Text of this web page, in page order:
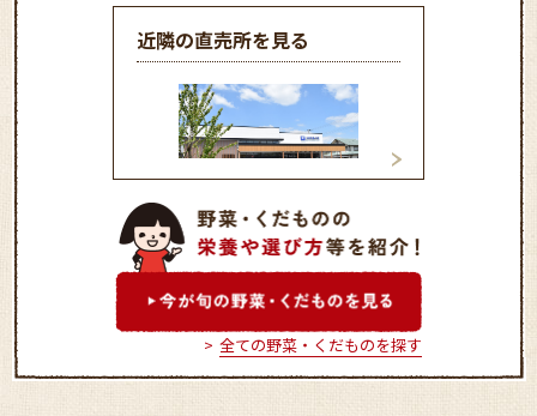
近隣の直売所を見る
農協市場館 彩菜やまぐち 農協市場館 西谷
全ての野菜・くだものを探す